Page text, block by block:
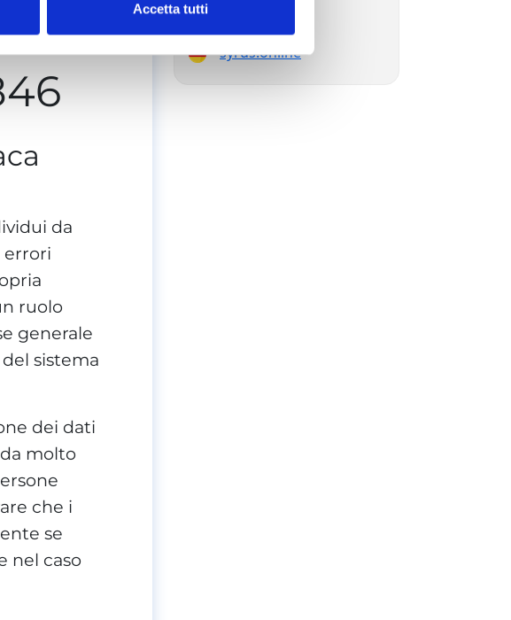
Accetta tutti
da
errori
ruolo
generale
sistema
dei dati
molto
che i
se
nel caso
syrus.ae
syrus.online